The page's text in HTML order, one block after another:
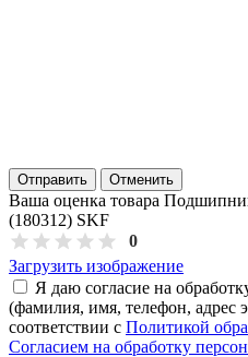
Отправить Отменить
Ваша оценка товара
(180312) SKF
0
Загрузить изображение
Я даю согласие на
(фамилия, имя, телефон, адрес
соответствии с Политикой
Согласием на обработку